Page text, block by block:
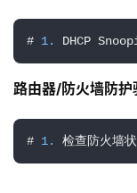
# 1. DHCP
路由器/防火墙防护
# 1. 检查防火墙状